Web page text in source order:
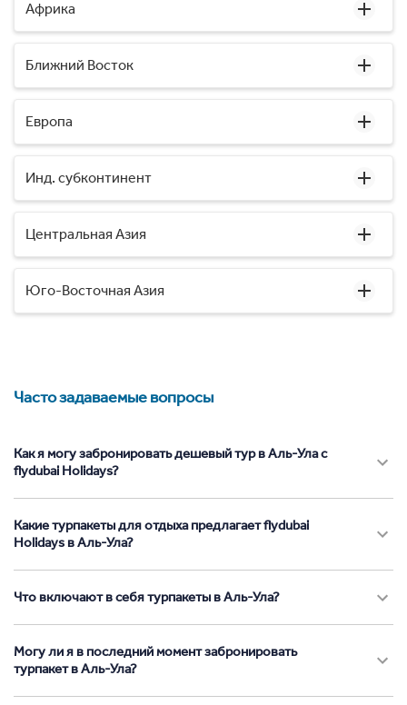
Африка
Ближний Восток
Европа
Инд. субконтинент
Центральная Азия
Юго-Восточная Азия
Часто задаваемые вопросы
Как я могу забронировать дешевый тур в Аль-Ула с
flydubai Holidays?
Какие турпакеты для отдыха предлагает flydubai
Holidays в Аль-Ула?
Что включают в себя турпакеты в Аль-Ула?
Могу ли я в последний момент забронировать
турпакет в Аль-Ула?